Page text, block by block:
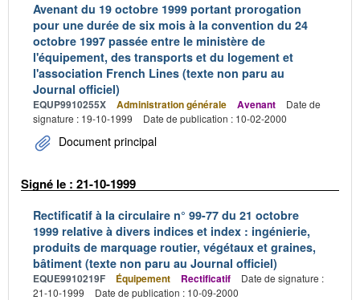
Avenant du 19 octobre 1999 portant prorogation
pour une durée de six mois à la convention du 24
octobre 1997 passée entre le ministère de
l'équipement, des transports et du logement et
l'association French Lines (texte non paru au
Journal officiel)
EQUP9910255X Administration générale Avenant
Date de
signature : 19-10-1999
Date de publication : 10-02-2000
Document principal
Signé le : 21-10-1999
Rectificatif à la circulaire n° 99-77 du 21 octobre
1999 relative à divers indices et index : ingénierie,
produits de marquage routier, végétaux et graines,
bâtiment (texte non paru au Journal officiel)
EQUE9910219F Équipement Rectificatif
Date de signature :
21-10-1999
Date de publication : 10-09-2000